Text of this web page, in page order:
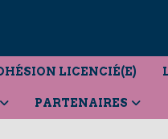
LICENCIÉ(E)
PARTENAIRES